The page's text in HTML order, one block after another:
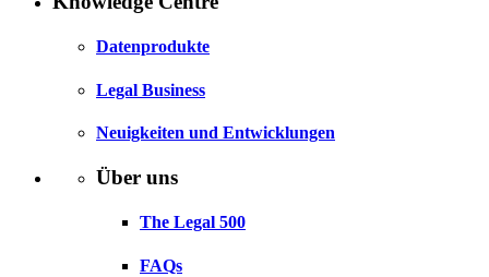
Datenprodukte
Legal Business
Neuigkeiten und Entwicklungen
Über uns
The Legal 500
FAQs